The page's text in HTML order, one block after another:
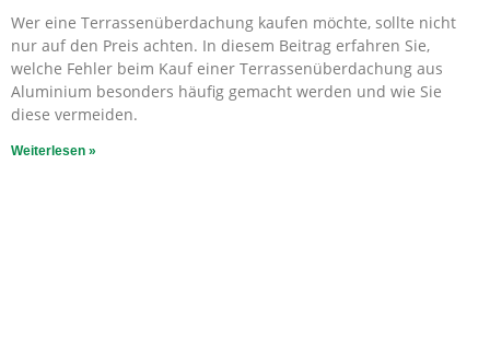
Wer eine Terrassenüberdachung kaufen möchte, sollte nicht
nur auf den Preis achten. In diesem Beitrag erfahren Sie,
welche Fehler beim Kauf einer Terrassenüberdachung aus
Aluminium besonders häufig gemacht werden und wie Sie
diese vermeiden.
Weiterlesen »